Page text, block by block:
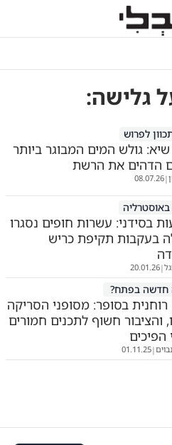
גלישה:
לפרוש
גולש המים המבוגר ביותר
הדהים את הרשת
|
08.07.26
בסידני: עשרות חופים נסגרו
בעקבות תקיפת כריש
|
20.01.26
חדשה בפתח?
בסופר: מסופני הסריקה
והציבור חשוף לתכנים חמורים
הפיכים
|
01.11.25